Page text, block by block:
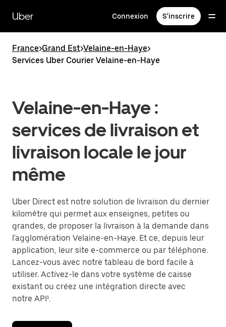
contenu
principal
Uber Connexion S'inscrire
France>Grand Est>Velaine-en-Haye>
Services Uber Courier Velaine-en-Haye
Velaine-en-Haye :
services de livraison et
livraison locale le jour
même
Uber Direct est notre solution de livraison du dernier
kilomètre qui permet aux enseignes, petites ou
grandes, de proposer la livraison à la demande dans
l'agglomération Velaine-en-Haye. Et ce, depuis leur
application, leur site e-commerce ou par téléphone.
Lancez-vous avec notre tableau de bord facile à
utiliser. Activez-le dans votre système de caisse
existant ou créez une intégration directe avec
notre API¹.